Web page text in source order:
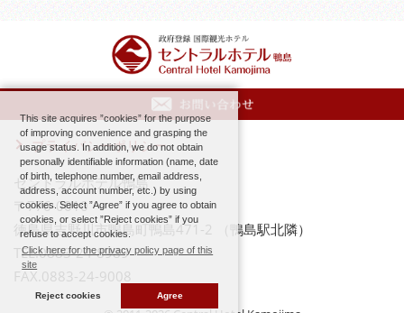
プライバシーポリシー
セントラルホテル鴨島
〒776-0010
徳島県吉野川市鴨島町鴨島471-2 （鴨島駅北隣）
TEL.0883-24-8989
FAX.0883-24-9008
This site acquires ”cookies” for the purpose
of improving convenience and grasping the
usage status. In addition, we do not obtain
personally identifiable information (name, date
of birth, telephone number, email address,
address, account number, etc.) by using
cookies. Select ”Agree” if you agree to obtain
cookies, or select ”Reject cookies” if you
refuse to accept cookies.
Click here for the privacy policy page of this
site
Reject cookies Agree